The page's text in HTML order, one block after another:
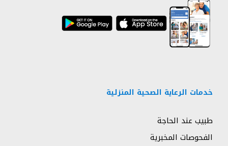
خدمات الرعاية الصحية المنزلية
طبيب عند الحاجة
الفحوصات المخبرية